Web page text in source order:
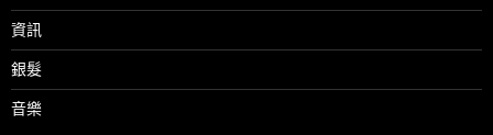
資訊
銀髮
音樂